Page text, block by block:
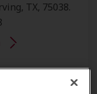
TX, 75038.